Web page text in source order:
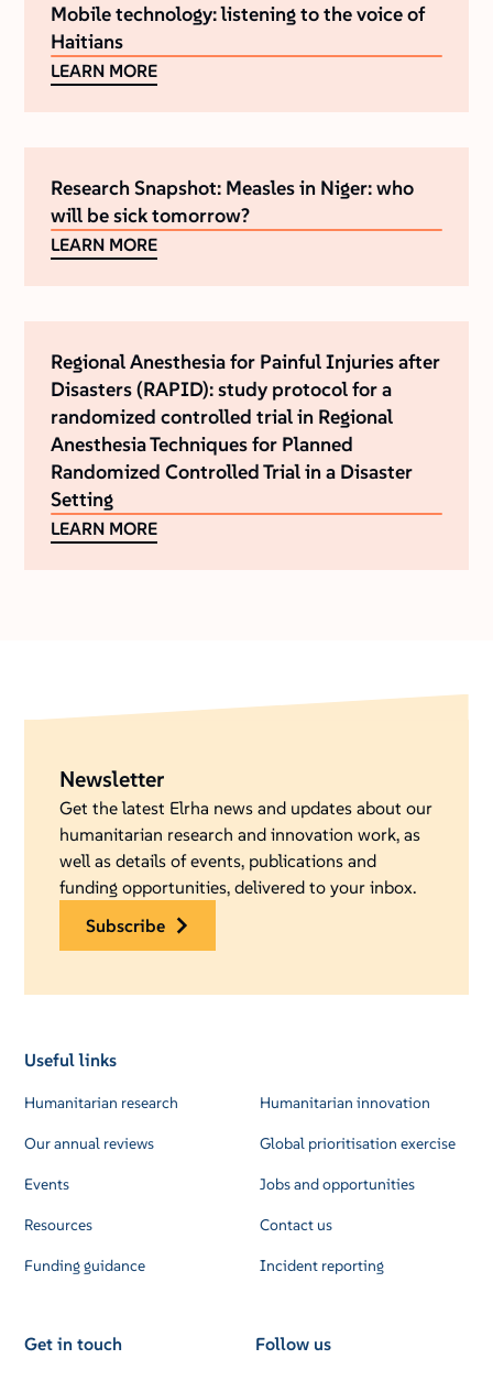
Mobile technology: listening to the voice of
Haitians
LEARN MORE
Research Snapshot: Measles in Niger: who
will be sick tomorrow?
LEARN MORE
Regional Anesthesia for Painful Injuries after
Disasters (RAPID): study protocol for a
randomized controlled trial in Regional
Anesthesia Techniques for Planned
Randomized Controlled Trial in a Disaster
Setting
LEARN MORE
Newsletter
Get the latest Elrha news and updates about our
humanitarian research and innovation work, as
well as details of events, publications and
funding opportunities, delivered to your inbox.
subscribe
Useful links
Humanitarian research
Our annual reviews
Events
Resources
Funding guidance
Humanitarian innovation
Global prioritisation exercise
Jobs and opportunities
Contact us
Incident reporting
Get in touch Follow us